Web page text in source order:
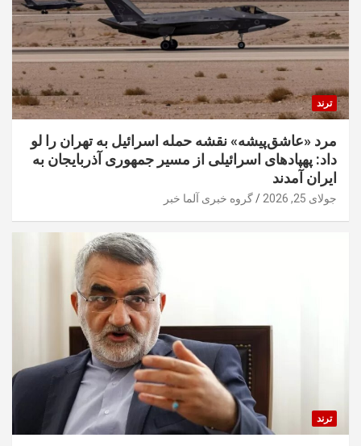
ترند
مرد «عاشق‌پیشه» نقشه حمله اسرائیل به تهران را لو
داد: پهپادهای اسرائیلی از مسیر جمهوری آذربایجان به
ایران آمدند
جولای 25, 2026 گروه خبری آلما خبر
ترند